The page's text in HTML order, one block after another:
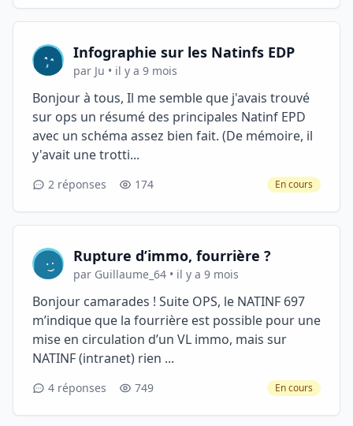
Infographie sur les Natinfs EDP
par Ju • il y a 9 mois
Bonjour à tous, Il me semble que j'avais trouvé
sur ops un résumé des principales Natinf EPD
avec un schéma assez bien fait. (De mémoire, il
y'avait une trotti...
2 réponses 174 En cours
Rupture d’immo, fourrière ?
par Guillaume_64 • il y a 9 mois
Bonjour camarades ! Suite OPS, le NATINF 697
m’indique que la fourrière est possible pour une
mise en circulation d’un VL immo, mais sur
NATINF (intranet) rien ...
4 réponses 749 En cours